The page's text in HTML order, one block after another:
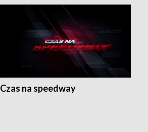
Czas na speedway